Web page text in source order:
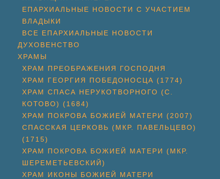
ЕПАРХИАЛЬНЫЕ НОВОСТИ С УЧАСТИЕМ
ВЛАДЫКИ
ВСЕ ЕПАРХИАЛЬНЫЕ НОВОСТИ
ДУХОВЕНСТВО
ХРАМЫ
ХРАМ ПРЕОБРАЖЕНИЯ ГОСПОДНЯ
ХРАМ ГЕОРГИЯ ПОБЕДОНОСЦА (1774)
ХРАМ СПАСА НЕРУКОТВОРНОГО (С.
КОТОВО) (1684)
ХРАМ ПОКРОВА БОЖИЕЙ МАТЕРИ (2007)
СПАССКАЯ ЦЕРКОВЬ (МКР. ПАВЕЛЬЦЕВО)
(1715)
ХРАМ ПОКРОВА БОЖИЕЙ МАТЕРИ (МКР.
ШЕРЕМЕТЬЕВСКИЙ)
ХРАМ ИКОНЫ БОЖИЕЙ МАТЕРИ